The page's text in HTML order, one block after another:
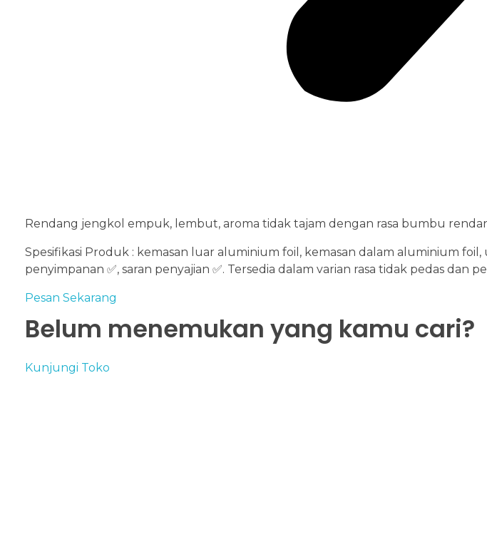
Rendang jengkol empuk, lembut, aroma tidak tajam dengan rasa bumbu
Spesifikasi Produk : kemasan luar aluminium foil, kemasan dalam aluminium foil,
penyimpanan ✅, saran penyajian ✅. Tersedia dalam varian rasa tidak pedas dan
Pesan Sekarang
Belum menemukan yang kamu cari?
Kunjungi Toko